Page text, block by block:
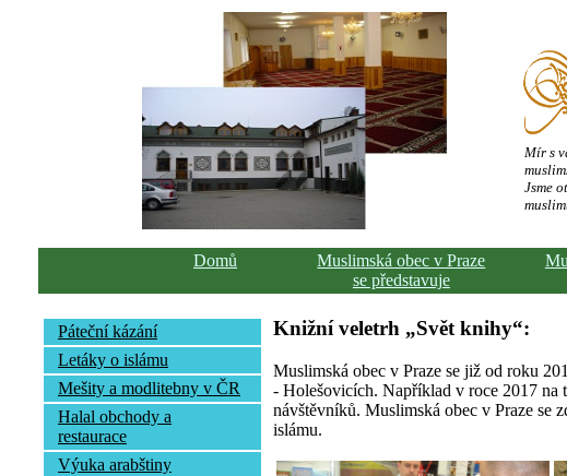
Mír s
Jsme
Domů
Muslimská obec v Praze
se představuje
Páteční kázání
Letáky o islámu
Mešity a modlitebny v ČR
Halal obchody a
restaurace
Výuka arabštiny
Knižní veletrh „Svět knihy“:
Muslimská obec v Praze se již od roku
- Holešovicích. Například v roce 2017 na
návštěvníků. Muslimská obec v Praze se
islámu.